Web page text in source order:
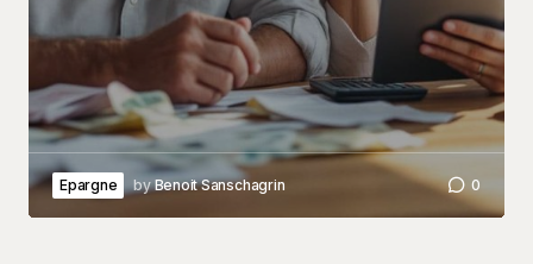
Epargne byBenoit Sanschagrin 0